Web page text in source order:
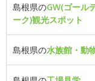
島根県のGW(ゴール
ーク)観光スポット
島根県の水族館・動